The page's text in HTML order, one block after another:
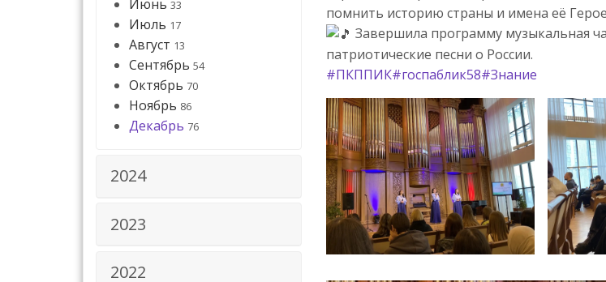
Июнь 33
Июль 17
Август 13
Сентябрь 54
Октябрь 70
Ноябрь 86
Декабрь 76
2024
2023
2022
помнить историю страны и имена её
Завершила программу музыкальная
патриотические песни о России.
#ПКППИК#госпаблик58#Знание